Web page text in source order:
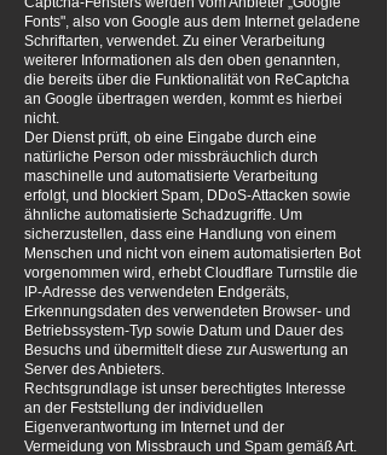
Fonts", also von Google aus dem Internet geladene
Schriftarten, verwendet. Zu einer Verarbeitung
weiterer Informationen als den oben genannten,
die bereits über die Funktionalität von ReCaptcha
an Google übertragen werden, kommt es hierbei
nicht.
Der Dienst prüft, ob eine Eingabe durch eine
natürliche Person oder missbräuchlich durch
maschinelle und automatisierte Verarbeitung
erfolgt, und blockiert Spam, DDoS-Attacken sowie
ähnliche automatisierte Schadzugriffe. Um
sicherzustellen, dass eine Handlung von einem
Menschen und nicht von einem automatisierten Bot
vorgenommen wird, erhebt Cloudflare Turnstile die
IP-Adresse des verwendeten Endgeräts,
Erkennungsdaten des verwendeten Browser- und
Betriebssystem-Typ sowie Datum und Dauer des
Besuchs und übermittelt diese zur Auswertung an
Server des Anbieters.
Rechtsgrundlage ist unser berechtigtes Interesse
an der Feststellung der individuellen
Eigenverantwortung im Internet und der
Vermeidung von Missbrauch und Spam gemäß Art.